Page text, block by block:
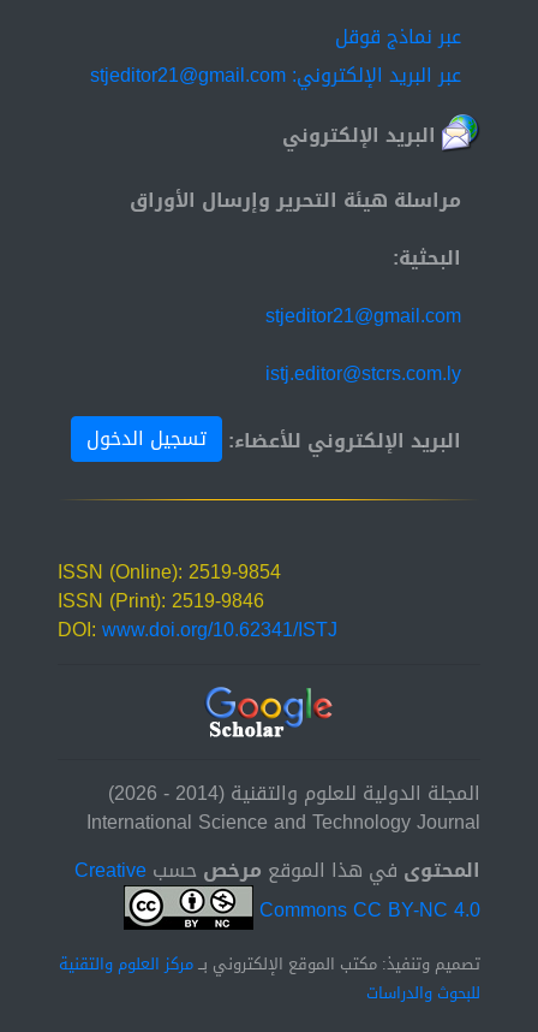
عبر نماذج قوقل
عبر البريد الإلكتروني: stjeditor21@gmail.com
البريد الإلكتروني
مراسلة هيئة التحرير وإرسال الأوراق
البحثية:
stjeditor21@gmail.com
istj.editor@stcrs.com.ly
البريد الإلكتروني للأعضاء:
تسجيل الدخول
ISSN (Online): 2519-9854
ISSN (Print): 2519-9846
DOI:www.doi.org/10.62341/ISTJ
المجلة الدولية للعلوم والتقنية (2014 - 2026)
International Science and Technology Journal
المحتوى في هذا الموقع مرخصحسبCreative
Commons CC BY-NC 4.0
تصميم وتنفيذ: مكتب الموقع الإلكتروني بــمركز العلوم والتقنية
للبحوث والدراسات